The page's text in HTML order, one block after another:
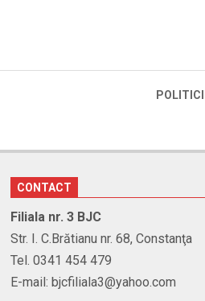
CONTACT
Filiala nr. 3 BJC
Str. I. C.Brătianu nr. 68, Constanţa
Tel. 0341 454 479
E-mail: bjcfiliala3@yahoo.com